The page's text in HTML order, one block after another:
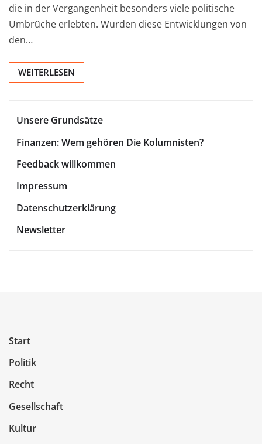
die in der Vergangenheit besonders viele politische
Umbrüche erlebten. Wurden diese Entwicklungen von
den…
WEITERLESEN
Unsere Grundsätze
Finanzen: Wem gehören Die Kolumnisten?
Feedback willkommen
Impressum
Datenschutzerklärung
Newsletter
Start
Politik
Recht
Gesellschaft
Kultur